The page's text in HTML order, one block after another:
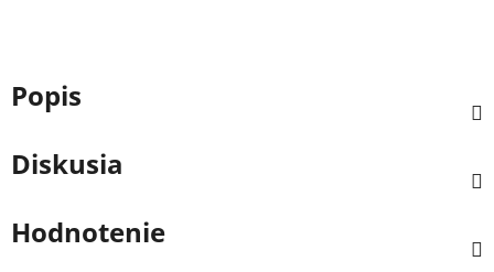
Popis
Diskusia
Hodnotenie